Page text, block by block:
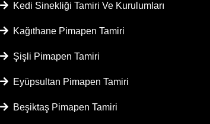
Kedi Sinekliği Tamiri Ve Kurulumları
Kağıthane Pimapen Tamiri
Şişli Pimapen Tamiri
Eyüpsultan Pimapen Tamiri
Beşiktaş Pimapen Tamiri